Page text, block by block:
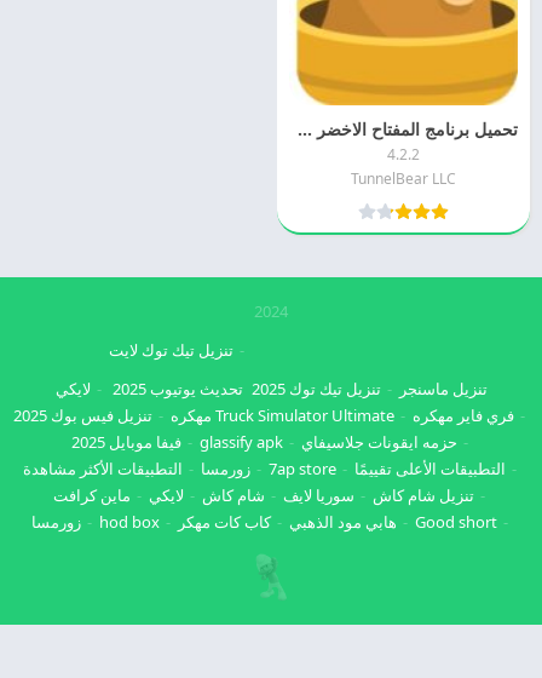
تحميل برنامج المفتاح الاخضر 2025 TunnelBear VPN مهكر مجانا
4.2.2
TunnelBear LLC
2024
تنزيل ماسنجر تنزيل تيك توك 2025
تنزيل تيك توك لايت
تحديث يوتيوب 2025
لايكي
فري فاير مهكره
Truck Simulator Ultimate مهكره
تنزيل فيس بوك 2025
حزمه ايقونات جلاسيفاي
glassify apk
فيفا موبايل 2025
التطبيقات الأعلى تقييمًا
7ap store زورمسا
التطبيقات الأكثر مشاهدة
تنزيل شام كاش
سوريا لايف شام كاش لايكي
ماين كرافت
Good short
هابي مود الذهبي كاب كات مهكر hod box زورمسا